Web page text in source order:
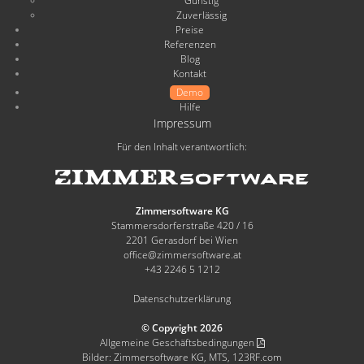
führen uns bei Unklarheiten oder
Problemen immer Schritt für Schritt
durch.“
„Intuitiv, einfach zu bedienen und
umfassend gestaltet.“
„ZimmerSoftware lässt sich sehr
„ZimmerSoftware spart viel Zeit und
steigert die Buchungen.“
Haus Christoph
„Die Software kann einfach so viel
und das zu einem unschlagbaren
Preis.“
„Wir sind sehr zufrieden!“ Gästehaus Bernhard
Zuverlässig
Preise
Referenzen
Blog
Kontakt
Demo
Hilfe
Impressum
Für den Inhalt verantwortlich:
Zimmersoftware KG
Stammersdorferstraße 420 / 16
2201 Gerasdorf bei Wien
office@zimmersoftware.at
+43 2246 5 1212
Datenschutzerklärung
© Copyright 2026
Allgemeine Geschäftsbedingungen
Bilder: Zimmersoftware KG, MTS, 123RF.com